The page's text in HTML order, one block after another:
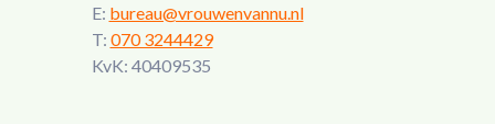
E: bureau@vrouwenvannu.nl
T: 070 3244429
KvK: 40409535